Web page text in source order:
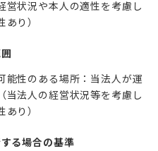
営状況や本人の適性を考慮し
あり）
能性のある場所：当法人が運
当法人の経営状況等を考慮し
あり）
る場合の基準